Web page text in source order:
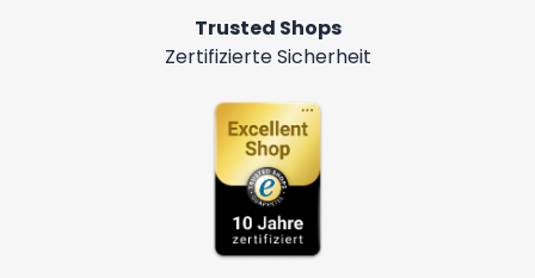
Trusted Shops
Zertifizierte Sicherheit